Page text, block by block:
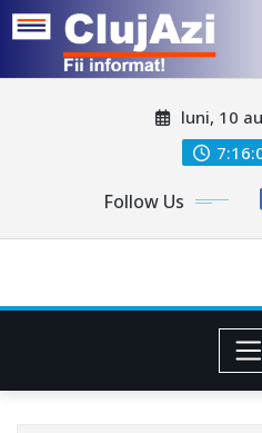
luni, 10
Follow Us